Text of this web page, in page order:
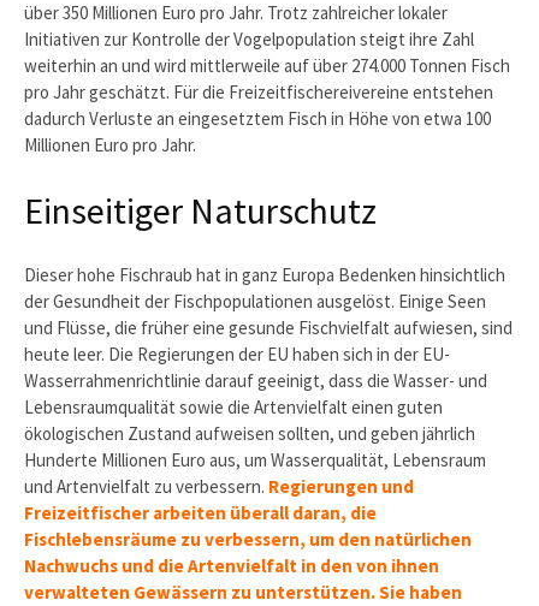
über 350 Millionen Euro pro Jahr. Trotz zahlreicher lokaler
Initiativen zur Kontrolle der Vogelpopulation steigt ihre Zahl
weiterhin an und wird mittlerweile auf über 274.000 Tonnen Fisch
pro Jahr geschätzt. Für die Freizeitfischereivereine entstehen
dadurch Verluste an eingesetztem Fisch in Höhe von etwa 100
Millionen Euro pro Jahr.
Einseitiger Naturschutz
Dieser hohe Fischraub hat in ganz Europa Bedenken hinsichtlich
der Gesundheit der Fischpopulationen ausgelöst. Einige Seen
und Flüsse, die früher eine gesunde Fischvielfalt aufwiesen, sind
heute leer. Die Regierungen der EU haben sich in der EU-
Wasserrahmenrichtlinie darauf geeinigt, dass die Wasser- und
Lebensraumqualität sowie die Artenvielfalt einen guten
ökologischen Zustand aufweisen sollten, und geben jährlich
Hunderte Millionen Euro aus, um Wasserqualität, Lebensraum
und Artenvielfalt zu verbessern. Regierungen und
Freizeitfischer arbeiten überall daran, die
Fischlebensräume zu verbessern, um den natürlichen
Nachwuchs und die Artenvielfalt in den von ihnen
verwalteten Gewässern zu unterstützen. Sie haben